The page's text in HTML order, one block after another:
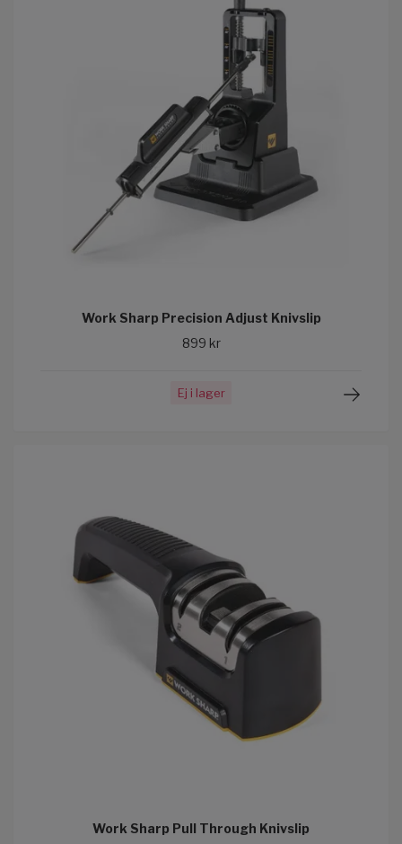
Work Sharp Precision Adjust Knivslip
899 kr
Ej i lager
Work Sharp Pull Through Knivslip